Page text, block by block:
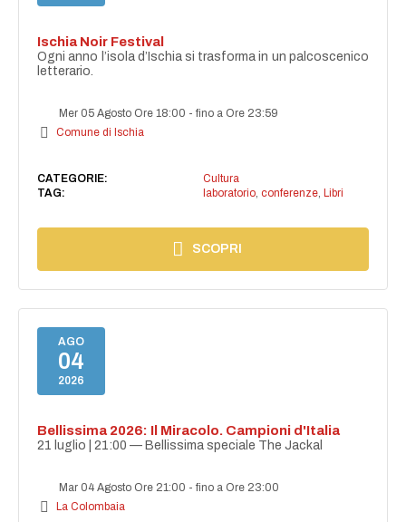
Ischia Noir Festival
Ogni anno l’isola d’Ischia si trasforma in un palcoscenico
letterario.
Mer 05 Agosto Ore 18:00 -fino a Ore 23:59
Comune di Ischia
CATEGORIE:
Cultura
TAG:
laboratorio, conferenze, Libri
SCOPRI
AGO
04
2026
Bellissima 2026: Il Miracolo. Campioni d'Italia
21 luglio | 21:00 — Bellissima speciale The Jackal
Mar 04 Agosto Ore 21:00 -fino a Ore 23:00
La Colombaia